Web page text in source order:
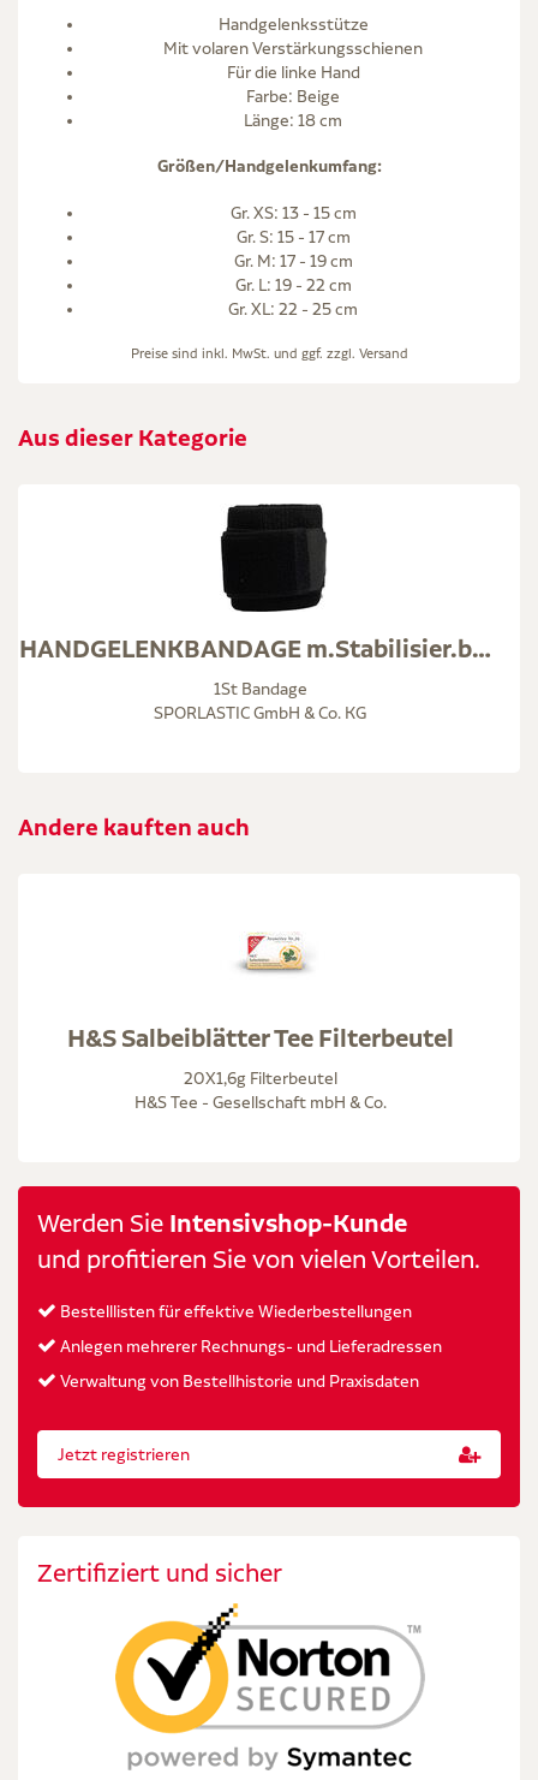
Handgelenksstütze
Mit volaren Verstärkungsschienen
Für die linke Hand
Farbe: Beige
Länge: 18 cm
Größen/Handgelenkumfang:
Gr. XS: 13 - 15 cm
Gr. S: 15 - 17 cm
Gr. M: 17 - 19 cm
Gr. L: 19 - 22 cm
Gr. XL: 22 - 25 cm
Preise sind inkl. MwSt. und ggf. zzgl. Versand
Aus dieser Kategorie
HANDGELENKBANDAGE m.Stabilisier.band schwarz 01125
1St Bandage
SPORLASTIC GmbH & Co. KG
Andere kauften auch
H&S Salbeiblätter Tee Filterbeutel
20X1,6g Filterbeutel
H&S Tee - Gesellschaft mbH & Co.
Werden Sie Intensivshop-Kunde
und profitieren Sie von vielen Vorteilen.
Bestelllisten für effektive Wiederbestellungen
Anlegen mehrerer Rechnungs- und Lieferadressen
Verwaltung von Bestellhistorie und Praxisdaten
Jetzt registrieren
Zertifiziert und sicher